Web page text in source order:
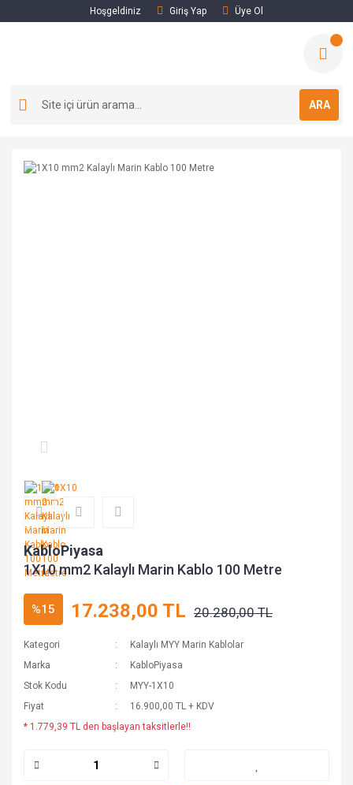
Hoşgeldiniz Giriş Yap Üye Ol
ARA
KabloPiyasa
1X10 mm2 Kalaylı Marin Kablo 100 Metre
%15 17.238,00 TL 20.280,00 TL
Kategori
Kalaylı MYY Marin Kablolar
Marka
KabloPiyasa
Stok Kodu
MYY-1X10
Fiyat
16.900,00 TL + KDV
* 1.779,39 TL den başlayan taksitlerle!!